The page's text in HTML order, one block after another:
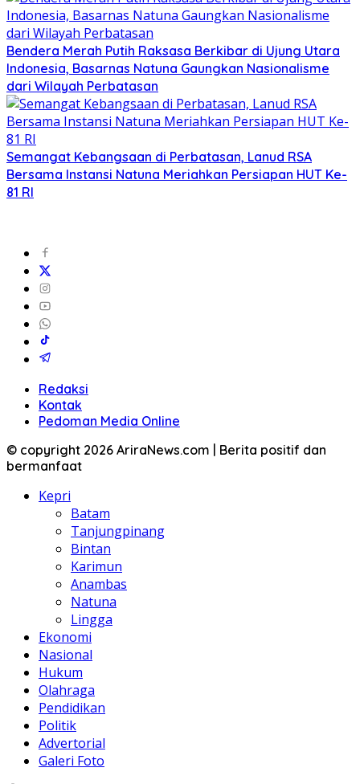
Bendera Merah Putih Raksasa Berkibar di Ujung Utara
Indonesia, Basarnas Natuna Gaungkan Nasionalisme
dari Wilayah Perbatasan
Semangat Kebangsaan di Perbatasan, Lanud RSA
Bersama Instansi Natuna Meriahkan Persiapan HUT Ke-
81 RI
Redaksi
Kontak
Pedoman Media Online
© copyright 2026 AriraNews.com | Berita positif dan
bermanfaat
Kepri
Batam
Tanjungpinang
Bintan
Karimun
Anambas
Natuna
Lingga
Ekonomi
Nasional
Hukum
Olahraga
Pendidikan
Politik
Advertorial
Galeri Foto